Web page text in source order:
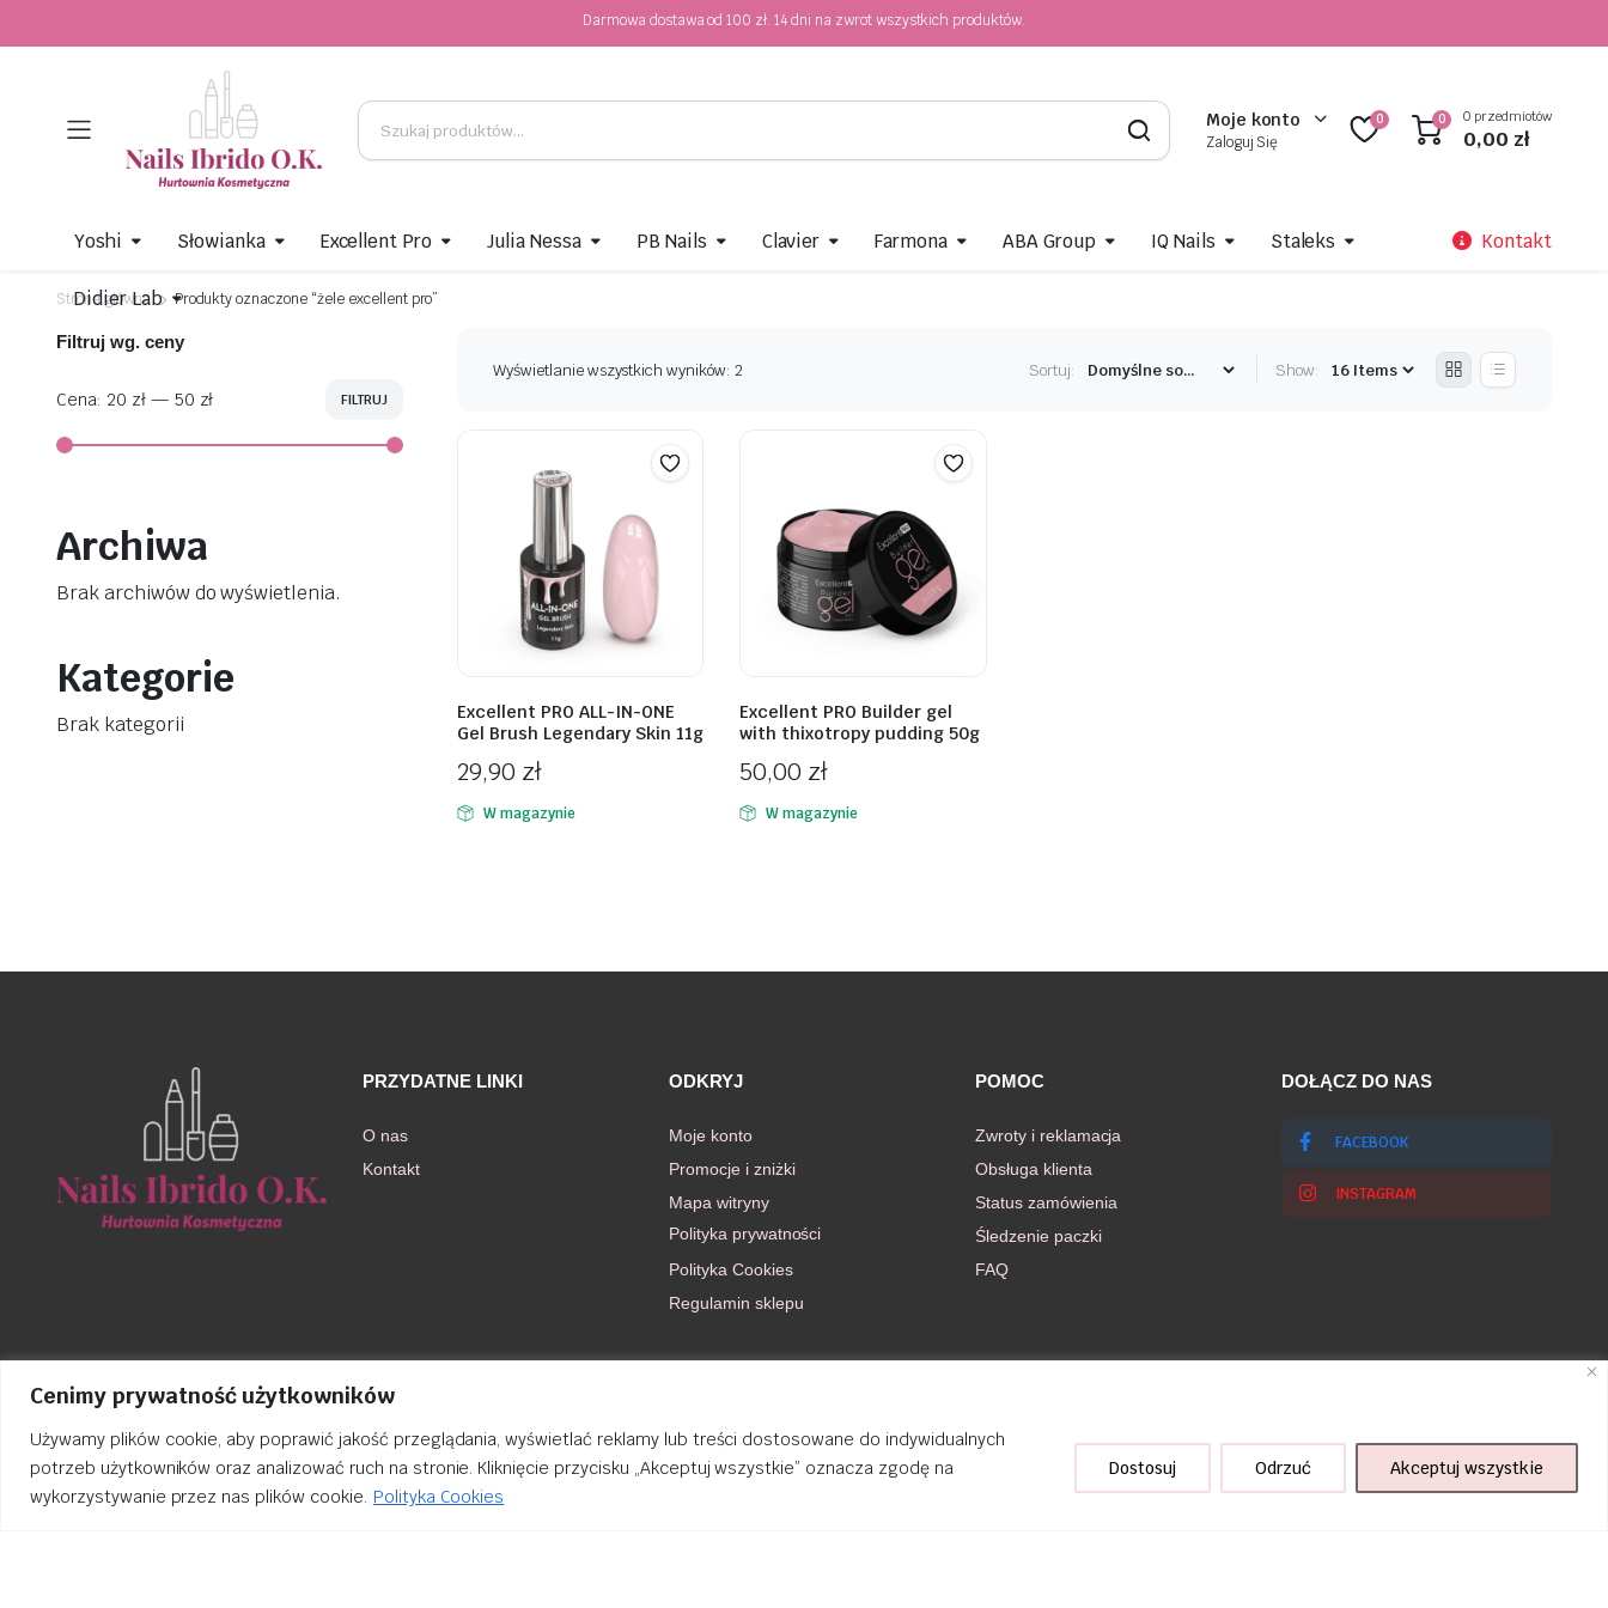
Cenimy prywatność użytkowników
Używamy plików cookie, aby poprawić jakość przeglądania, wyświetlać reklamy lub treści dostosowane do indywidualnych
potrzeb użytkowników oraz analizować ruch na stronie. Kliknięcie przycisku „Akceptuj wszystkie” oznacza zgodę na
wykorzystywanie przez nas plików cookie. Polityka Cookies
Dostosuj Odrzuć Akceptuj wszystkie
Darmowa dostawa od 100 zł. 14 dni na zwrot wszystkich produktów.
Moje konto
Zaloguj Się
0 0 0 przedmiotów
0,00 zł
Yoshi Słowianka Excellent Pro Julia Nessa PB Nails Clavier Farmona ABA Group IQ Nails Staleks
Didier Lab
Kontakt
Strona główna Produkty oznaczone “żele excellent pro”
Wyświetlanie wszystkich wyników: 2 Sortuj: Show:
Excellent PRO ALL-IN-ONE
Gel Brush Legendary Skin 11g
29,90 zł
W magazynie
Excellent PRO Builder gel
with thixotropy pudding 50g
50,00 zł
W magazynie
Filtruj wg. ceny
FILTRUJ
Cena: 20 zł— 50 zł
Archiwa
Brak archiwów do wyświetlenia.
Kategorie
Brak kategorii
PRZYDATNE LINKI
O nas
Kontakt
ODKRYJ
Moje konto
Promocje i zniżki
Mapa witryny
Polityka prywatności
Polityka Cookies
Regulamin sklepu
POMOC
Zwroty i reklamacja
Obsługa klienta
Status zamówienia
Śledzenie paczki
FAQ
DOŁĄCZ DO NAS
FACEBOOK
INSTAGRAM